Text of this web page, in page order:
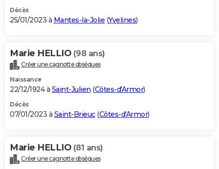
Décès
25/01/2023 à Mantes-la-Jolie (Yvelines)
Marie HELLIO (98 ans)
Créer une cagnotte obsèques
Naissance
22/12/1924 à Saint-Julien (Côtes-d'Armor)
Décès
07/01/2023 à Saint-Brieuc(Côtes-d'Armor)
Marie HELLIO (81 ans)
Créer une cagnotte obsèques